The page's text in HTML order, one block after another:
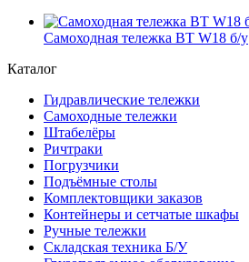
Самоходная тележка BT W18 б/у
Каталог
Гидравлические тележки
Самоходные тележки
Штабелёры
Ричтраки
Погрузчики
Подъёмные столы
Комплектовщики заказов
Контейнеры и сетчатые шкафы
Ручные тележки
Складская техника Б/У